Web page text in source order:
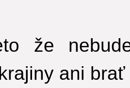
že
ani